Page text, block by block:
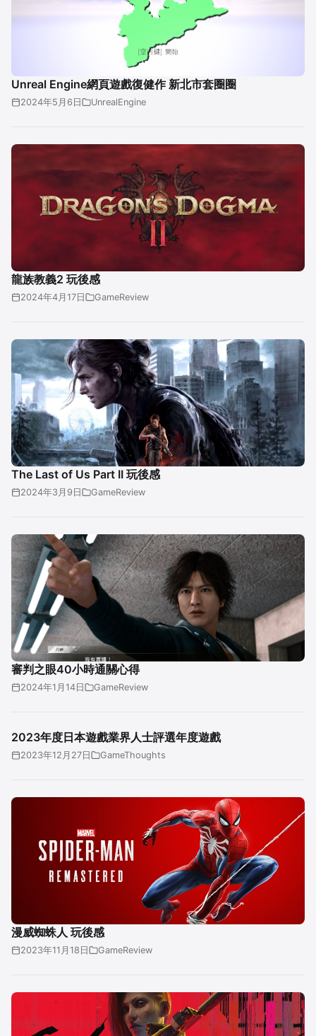
Unreal Engine網頁遊戲復健作 新北市套圈圈
2024年5月6日 UnrealEngine
龍族教義2 玩後感
2024年4月17日 GameReview
The Last of Us Part II 玩後感
2024年3月9日 GameReview
審判之眼40小時通關心得
2024年1月14日 GameReview
2023年度日本遊戲業界人士評選年度遊戲
2023年12月27日 GameThoughts
漫威蜘蛛人 玩後感
2023年11月18日 GameReview